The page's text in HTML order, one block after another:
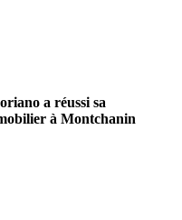
a réussi sa
à Montchanin